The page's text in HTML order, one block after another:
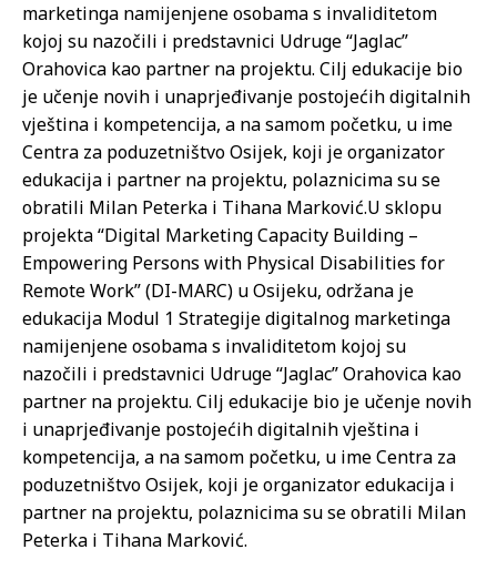
marketinga namijenjene osobama s invaliditetom
kojoj su nazočili i predstavnici Udruge “Jaglac”
Orahovica kao partner na projektu. Cilj edukacije bio
je učenje novih i unaprjeđivanje postojećih digitalnih
vještina i kompetencija, a na samom početku, u ime
Centra za poduzetništvo Osijek, koji je organizator
edukacija i partner na projektu, polaznicima su se
obratili Milan Peterka i Tihana Marković.U sklopu
projekta “Digital Marketing Capacity Building –
Empowering Persons with Physical Disabilities for
Remote Work” (DI-MARC) u Osijeku, održana je
edukacija Modul 1 Strategije digitalnog marketinga
namijenjene osobama s invaliditetom kojoj su
nazočili i predstavnici Udruge “Jaglac” Orahovica kao
partner na projektu. Cilj edukacije bio je učenje novih
i unaprjeđivanje postojećih digitalnih vještina i
kompetencija, a na samom početku, u ime Centra za
poduzetništvo Osijek, koji je organizator edukacija i
partner na projektu, polaznicima su se obratili Milan
Peterka i Tihana Marković.